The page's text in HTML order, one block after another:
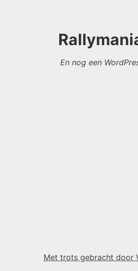
En nog een
Met trots gebracht door